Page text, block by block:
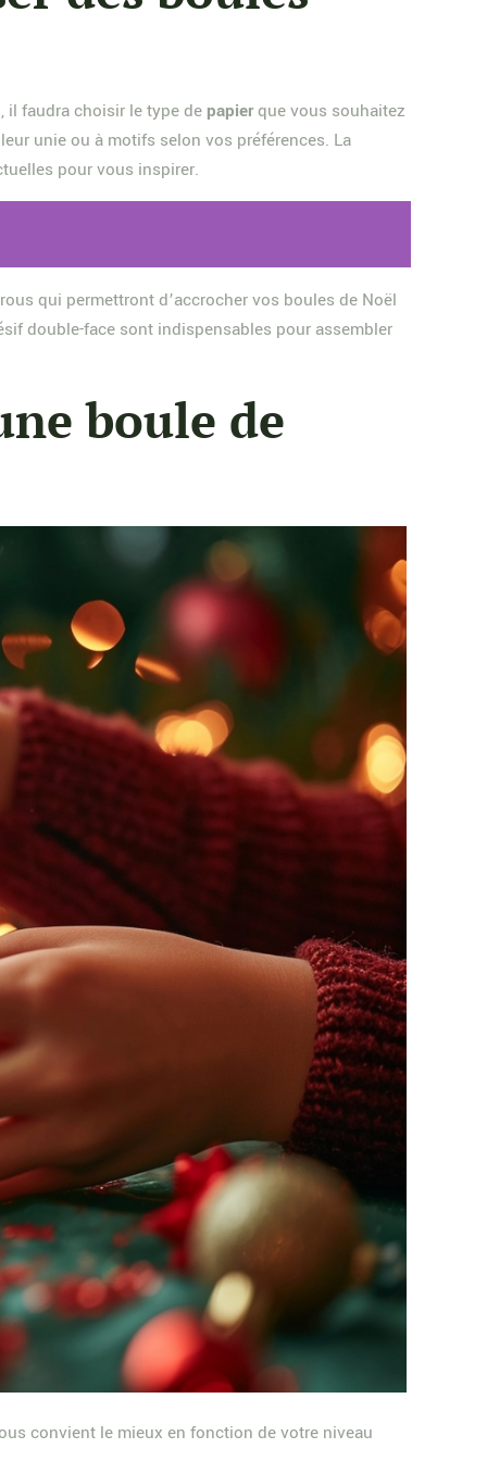
il faudra choisir le type de papierque vous souhaitez
unie ou à motifs selon vos préférences. La
pour vous inspirer.
qui permettront d’accrocher vos boules de Noël
double-face sont indispensables pour assembler
boule de
convient le mieux en fonction de votre niveau